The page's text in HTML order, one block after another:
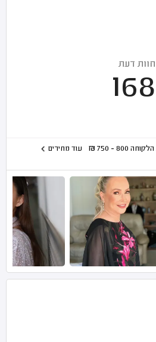
חוות דעת
168
הלקוחה 800 - 750
₪ עוד מחירים